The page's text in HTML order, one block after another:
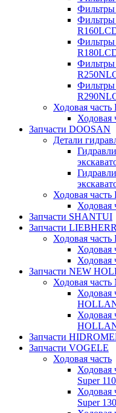
Фильтры
Фильтры
Фильтры
Фильтры
Фильтры
Ходовая часть
Ходовая
Запчасти DOOSAN
Детали
Ходовая часть
Ходовая
Запчасти SHANTUI
Запчасти LIEBHERR
Ходовая часть
Ходовая
Ходовая
Запчасти NEW
Ходовая
Ходовая
Ходовая
Запчасти
Запчасти VOGELE
Ходовая часть
Ходовая
Super
Ходовая
Super